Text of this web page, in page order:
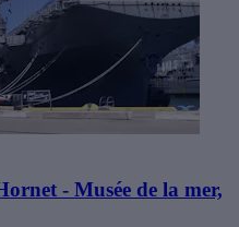
- Musée de la mer,